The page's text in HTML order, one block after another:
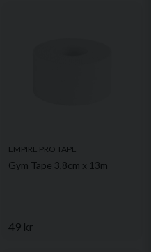
EMPIRE PRO TAPE
Gym Tape 3,8cm x 13m
49 kr